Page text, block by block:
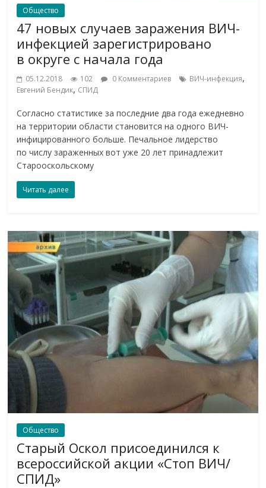
Общество
47 новых случаев заражения ВИЧ-
инфекцией зарегистрировано
в округе с начала года
05.12.2018 102 0 Комментариев ВИЧ-инфекция,
Евгений Бендик, СПИД
Согласно статистике за последние два года ежедневно
на территории области становится на одного ВИЧ-
инфицированного больше. Печальное лидерство
по числу зараженных вот уже 20 лет принадлежит
Старооскольскому
Читать далее
Общество
Старый Оскол присоединился к
всероссийской акции «Стоп ВИЧ/
СПИД»